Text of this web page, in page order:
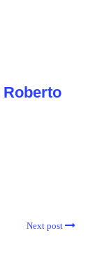
Roberto
Next post